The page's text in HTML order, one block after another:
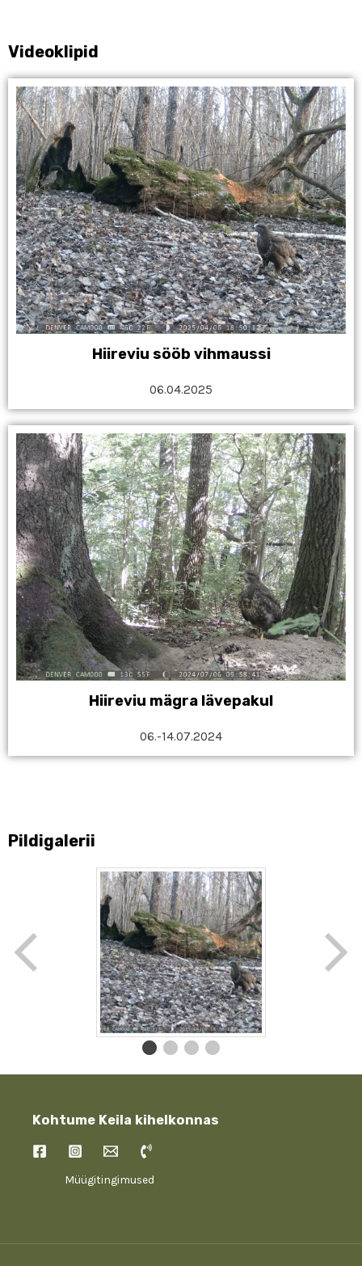
Videoklipid
Hiireviu sööb vihmaussi
06.04.2025
Hiireviu mägra lävepakul
06.-14.07.2024
Pildigalerii
Kohtume Keila kihelkonnas
Müügitingimused